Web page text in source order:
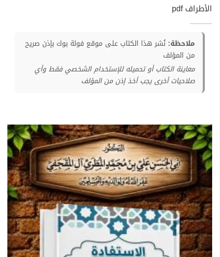
الأطراف pdf
ملاحظة: نُشر هذا الكتاب على موقع فولة بوك بإذن صريح
من المؤلف
معاينة الكتاب أو تحميله للإستخدام الشخصي فقط وأي
صلاحيات أخرى يجب أخذ إذن من المؤلف